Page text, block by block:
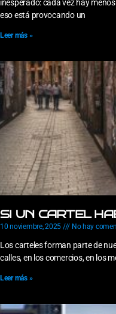
inesperado: cada vez hay
eso está provocando un
Leer más »
SI UN CARTEL
10 noviembre, 2025 No hay
Los carteles forman parte de
calles, en los comercios, en los
Leer más »